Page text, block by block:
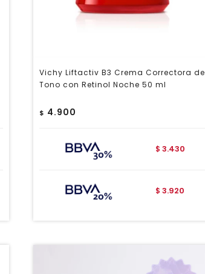
Vichy Liftactiv B3 Crema Correctora de
Tono con Retinol Noche 50 ml
$ 4.900
$ 3.430
$ 3.920